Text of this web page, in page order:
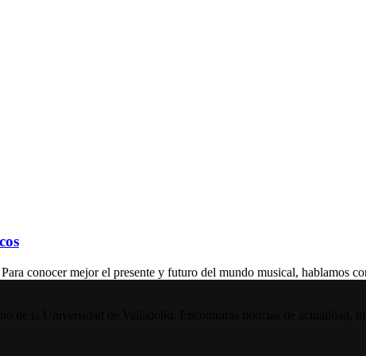
conocer mejor el presente y futuro del mundo musical, hablamos